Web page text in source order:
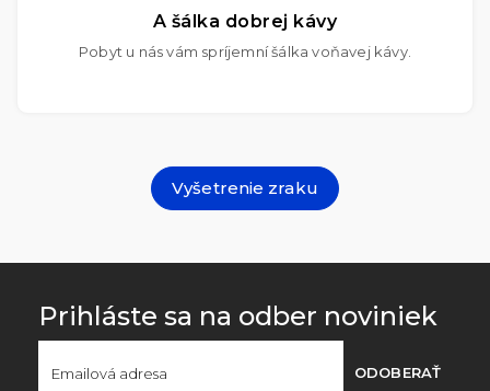
A šálka dobrej kávy
Pobyt u nás vám spríjemní šálka voňavej kávy.
Vyšetrenie zraku
Prihláste sa na odber noviniek
ODOBERAŤ